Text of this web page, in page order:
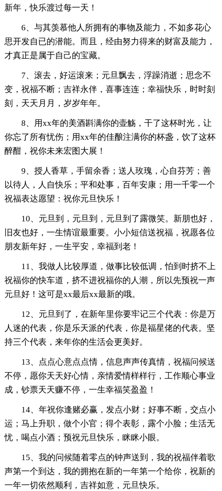
新年，快乐渡过每一天！
6、与其羡慕他人所拥有的事物及能力，不如多花心
思开发自已的潜能。而且，经由努力得来的财富及能力，
才真正是属于自己的宝藏。
7、滚去，好运滚来；元旦飘去，浮躁消逝；思念不
变，祝福不断；吉祥永伴，喜事连连；幸福快乐，时时刻
刻，天天月月，岁岁年年。
8、用xx年的美酒斟满你的壶觞，干了这杯时光，让
你忘了所有忧伤；用xx年的佳酿注满你的杯盏，饮了这杯
醉酣，祝你未来宏图大展！
9、授人香草，手留余香；送人玫瑰，心自芬芳；善
以待人，人自快乐；平和处事，百年安康；用一千零一个
祝福表达愿望：祝你元旦快乐！
10、元旦到，元旦到，元旦到了露微笑。新朋也好，
旧友也好，一生情谊最重要。小小短信送祝福，祝愿各位
朋友新年好，一生平安，幸福到老！
11、我做人比较厚道，做事比较低调，怕到时挤不上
祝福你的快车道，挤不进祝福你的人潮，所以先预祝一声
元旦好！这可是xx最后xx最新的哦。
12、元旦到了，在新年里你要牢记三个代表：你是万
人迷的代表，你是乐天派的代表，你是福星佬的代表。坚
持三个代表，来年你的生活会更美好。
13、点点心意点点情，信息声声传真情，祝福问候送
不停，愿你天天好心情，亲情爱情样样行，工作顺心事业
成，钞票天天赚不停，一生幸福笑盈盈！
14、年祝你逢赌必赢，发点小财；好事不断，交点小
运；马上升职，做个小官；得个表彰，露个小脸；生活无
忧，喝点小酒；预祝元旦快乐，眯眯小眼。
15、我的问候随着零点的钟声送到，我的祝福伴着歌
声第一个到达，我的拥抱在新的一年第一个给你，祝新的
一年一切依然顺利，吉祥如意，元旦快乐。